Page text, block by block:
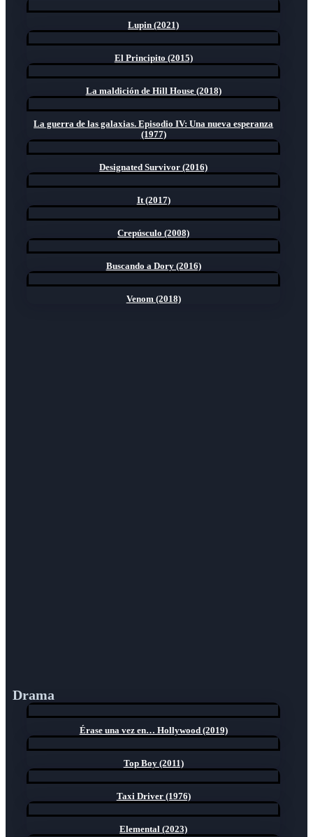
Lupin (2021)
El Principito (2015)
La maldición de Hill House (2018)
La guerra de las galaxias. Episodio IV: Una nueva esperanza
(1977)
Designated Survivor (2016)
It (2017)
Crepúsculo (2008)
Buscando a Dory (2016)
Venom (2018)
Drama
Érase una vez en… Hollywood (2019)
Top Boy (2011)
Taxi Driver (1976)
Elemental (2023)